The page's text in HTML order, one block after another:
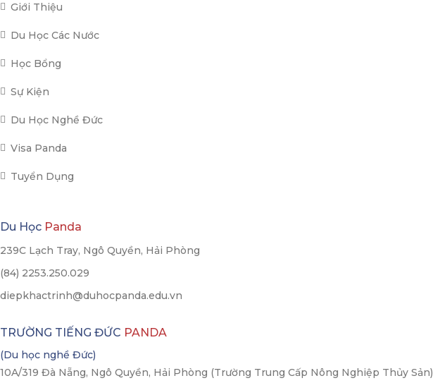
Giới Thiệu
Du Học Các Nước
Học Bổng
Sự Kiện
Du Học Nghề Đức
Visa Panda
Tuyển Dụng
Du Học Panda
239C Lạch Tray, Ngô Quyền, Hải Phòng
(84) 2253.250.029
diepkhactrinh@duhocpanda.edu.vn
TRƯỜNG TIẾNG ĐỨC PANDA
(Du học nghề Đức)
10A/319 Đà Nẵng, Ngô Quyền, Hải Phòng (Trường Trung Cấp Nông Nghiệp Thủy Sản)